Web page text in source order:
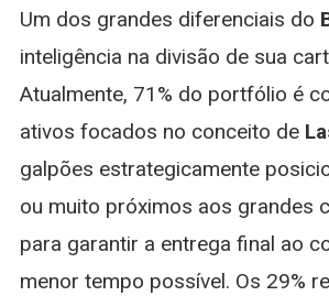
Um dos grandes diferenciais do
inteligência na divisão de sua
Atualmente, 71% do portfólio é
ativos focados no conceito de
galpões estrategicamente
ou muito próximos aos grandes
para garantir a entrega final ao
menor tempo possível. Os 29%